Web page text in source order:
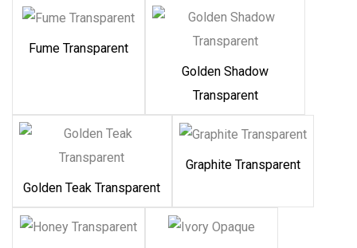
Fume Transparent
Golden Shadow
Transparent
Golden Teak Transparent
Graphite Transparent